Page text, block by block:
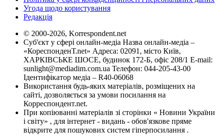
Угода щодо користування
Редакція
© 2000-2026, Korrespondent.net
Суб'єкт у сфері онлайн-медіа Назва онлайн-медіа –
«КореспонденТ.net» Адреса: 02091, місто Київ,
ХАРКІВСЬКЕ ШОСЕ, будинок 172-Б, офіс 208/1 E-mail:
sunlight@mediadim.com.ua Телефон: 044-205-43-00
Ідентифікатор медіа – R40-06068
Використання будь-яких матеріалів, розміщених на
сайті, дозволяється за умови посилання на
Корреспондент.net.
При копіюванні матеріалів зі сторінки « Новини України
і світу» , для інтернет - видань - обов'язкове пряме
відкрите для пошукових систем гіперпосилання .